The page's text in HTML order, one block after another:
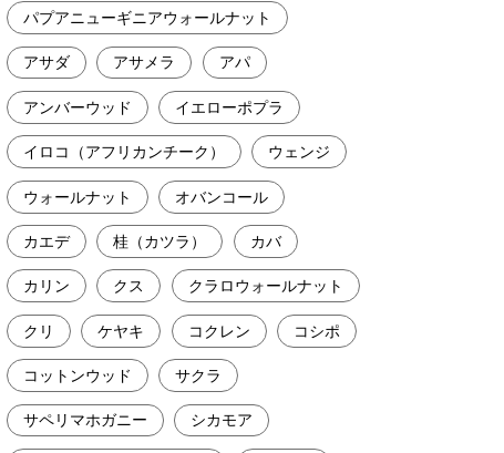
パプアニューギニアウォールナット
アサダ アサメラ アパ
アンバーウッド イエローポプラ
イロコ（アフリカンチーク） ウェンジ
ウォールナット オバンコール
カエデ 桂（カツラ） カバ
カリン クス クラロウォールナット
クリ ケヤキ コクレン コシポ
コットンウッド サクラ
サペリマホガニー シカモア